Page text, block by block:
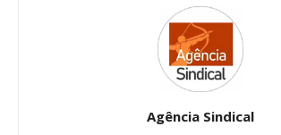
Agência Sindical